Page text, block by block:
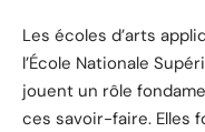
Les écoles d’arts
l’École Nationale
jouent un rôle
ces savoir-faire. Elles